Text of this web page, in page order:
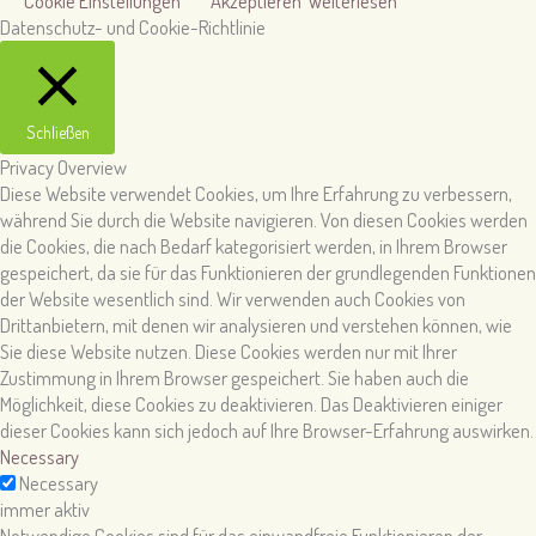
Datenschutz- und Cookie-Richtlinie
Schließen
Privacy Overview
Diese Website verwendet Cookies, um Ihre Erfahrung zu verbessern,
während Sie durch die Website navigieren. Von diesen Cookies werden
die Cookies, die nach Bedarf kategorisiert werden, in Ihrem Browser
gespeichert, da sie für das Funktionieren der grundlegenden Funktionen
der Website wesentlich sind. Wir verwenden auch Cookies von
Drittanbietern, mit denen wir analysieren und verstehen können, wie
Sie diese Website nutzen. Diese Cookies werden nur mit Ihrer
Zustimmung in Ihrem Browser gespeichert. Sie haben auch die
Möglichkeit, diese Cookies zu deaktivieren. Das Deaktivieren einiger
dieser Cookies kann sich jedoch auf Ihre Browser-Erfahrung auswirken.
Necessary
Necessary
immer aktiv